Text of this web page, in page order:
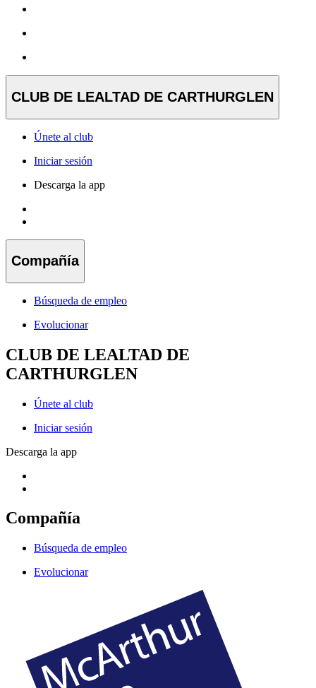
CLUB DE LEALTAD DE CARTHURGLEN
Únete al club
Iniciar sesión
Descarga la app
Compañía
Búsqueda de empleo
Evolucionar
CLUB DE LEALTAD DE
CARTHURGLEN
Únete al club
Iniciar sesión
Descarga la app
Compañía
Búsqueda de empleo
Evolucionar